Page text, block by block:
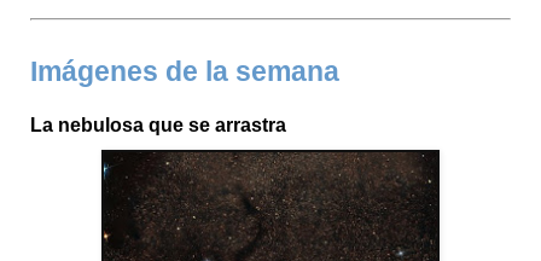
Imágenes de la semana
La nebulosa que se arrastra